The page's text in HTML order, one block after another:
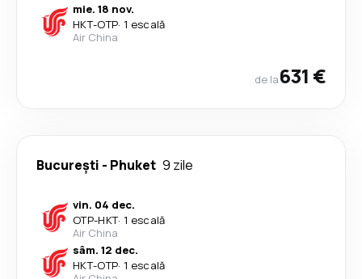
mie. 18 nov.
HKT-OTP· 1 escală
Air China
de la631 €
București - Phuket 9 zile
vin. 04 dec.
OTP-HKT· 1 escală
Air China
sâm. 12 dec.
HKT-OTP· 1 escală